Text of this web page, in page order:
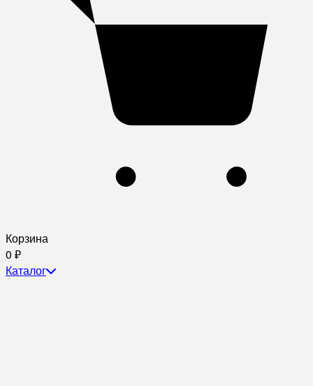
Корзина
0 ₽
Каталог